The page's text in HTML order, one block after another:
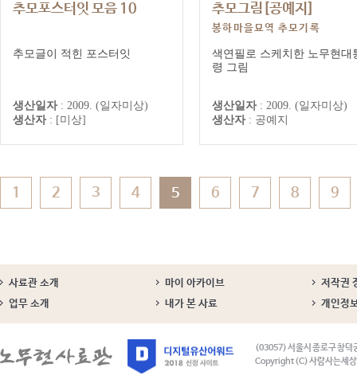
추모포스터잇 모음 10
추모글이 적힌 포스터잇
생산일자 : 2009. (일자미상)
생산자 : [미상]
추모그림[공예지]
봉하마을묘역 추모기록
색연필로 스케치한 노무현대
령 그림
생산일자 : 2009. (일자미상)
생산자 : 공예지
1 2 3 4 5 6 7 8 9
사료관 소개 마이 아카이브
저작권
업무 소개
내가 본 사료 개인정
(03057) 서울시 종로구 창덕
Copyright (C) 사람사는세